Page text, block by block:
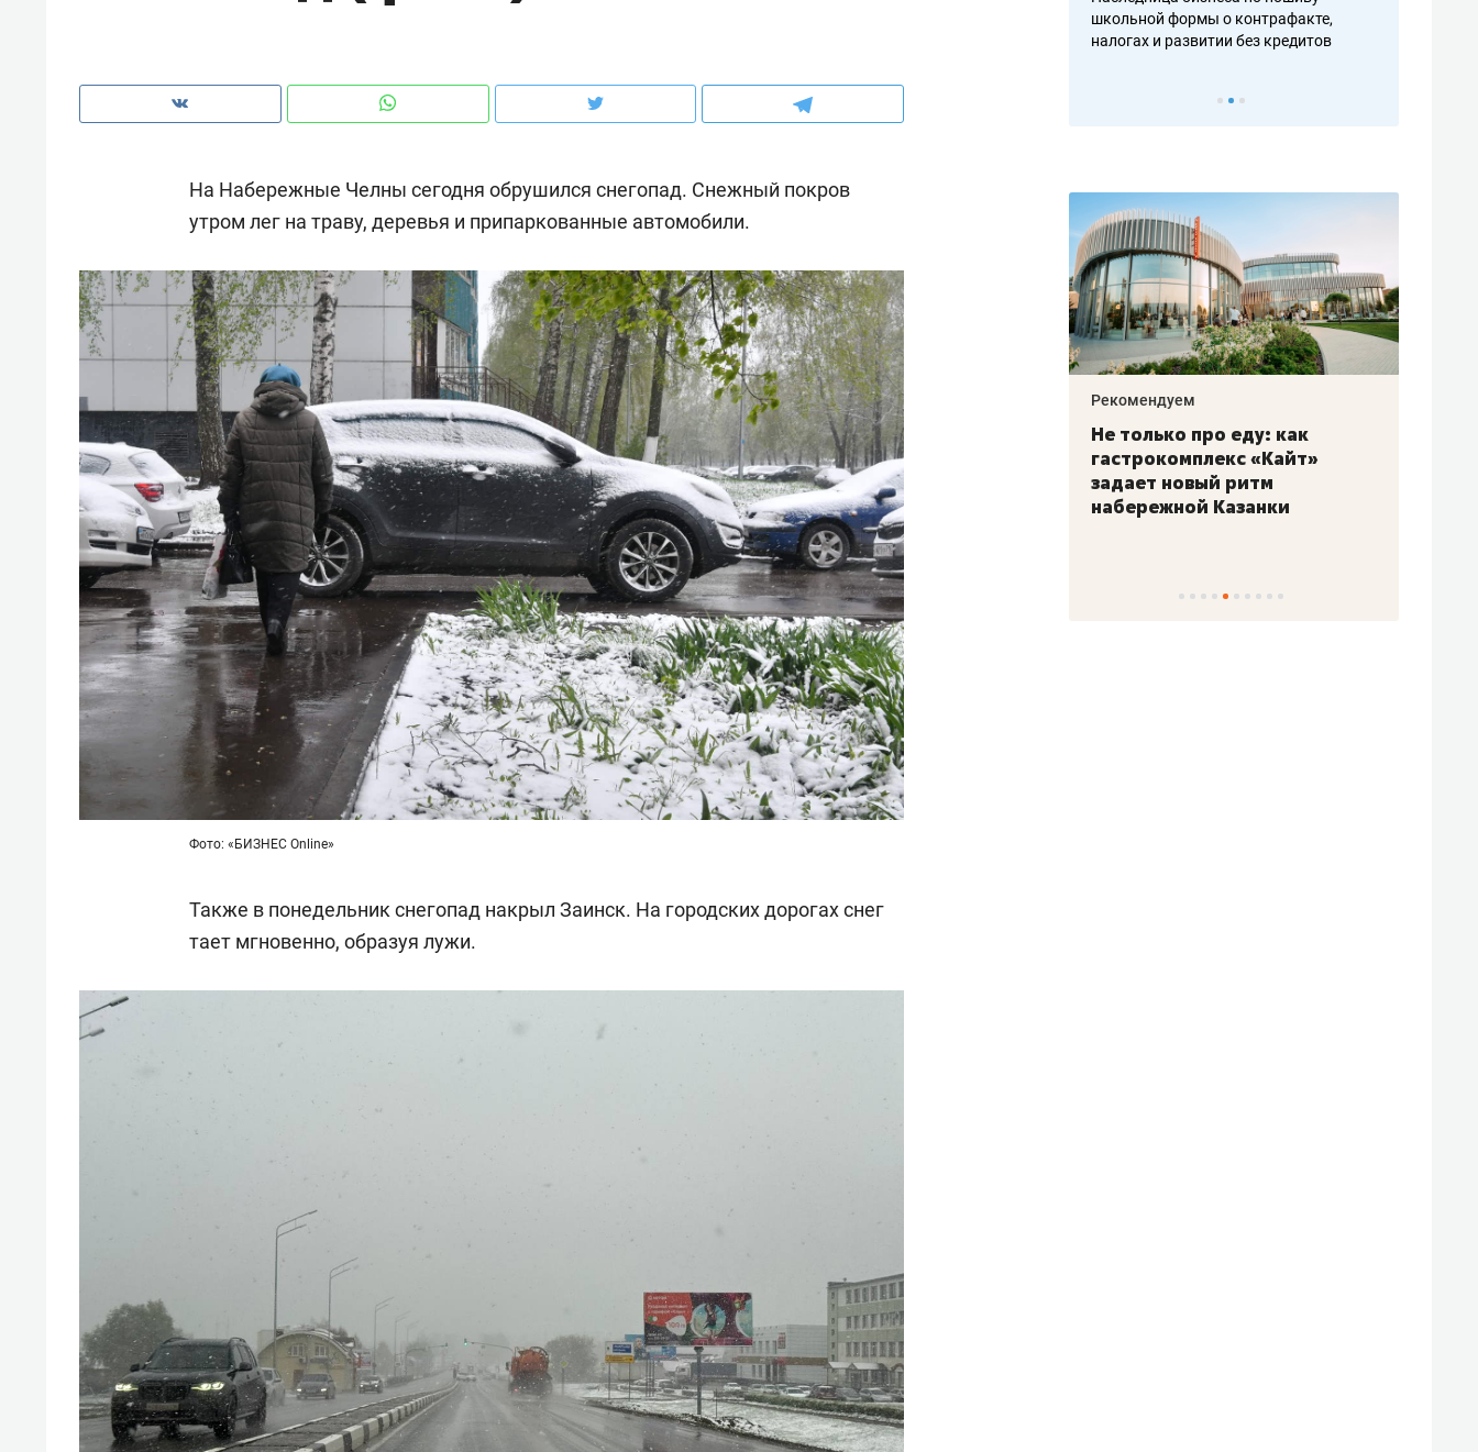
На Набережные Челны сегодня обрушился снегопад. Снежный покров
утром лег на траву, деревья и припаркованные автомобили.
Фото: «БИЗНЕС Online»
Также в понедельник снегопад накрыл Заинск. На городских дорогах снег
тает мгновенно, образуя лужи.
школьной формы о контрафакте,
налогах и развитии без кредитов
Рекомендуем
Опыт выживания в дикой
природе, работа
с ментальным и физическим
состоянием как основа
антихрупких команд
Рекомендуем
Мексика, рок-концерт
и вагон с чак-чаком: как
в Менделеевске прошла
«Гонка Героев»
Рекомендуем
«Прорывы случались каждые
30 метров»: как «Водоканал»
лечит подземные артерии
Казани
Рекомендуем
Не только про еду: как
гастрокомплекс «Кайт»
задает новый ритм
набережной Казанки